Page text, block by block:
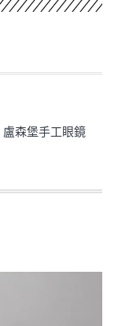
盧森堡手工眼鏡